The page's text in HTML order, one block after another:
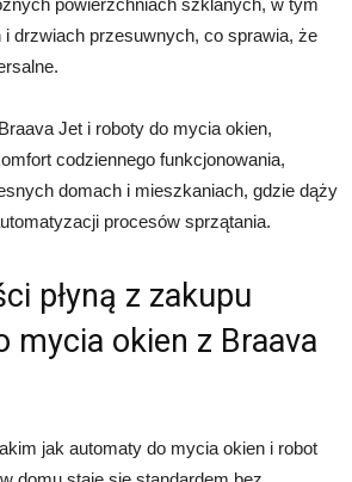
powierzchniach szklanych, w tym
i drzwiach przesuwnych, co sprawia, że
Jet i roboty do mycia okien,
codziennego funkcjonowania,
domach i mieszkaniach, gdzie dąży
procesów sprzątania.
płyną z zakupu
mycia okien z Braava
jak automaty do mycia okien i robot